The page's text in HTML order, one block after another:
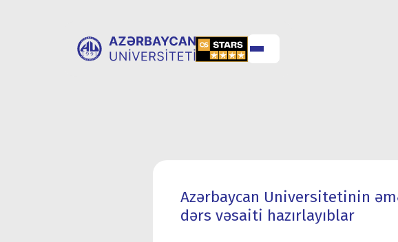
Azərbaycan Universitetinin
dərs vəsaiti hazırlayıblar